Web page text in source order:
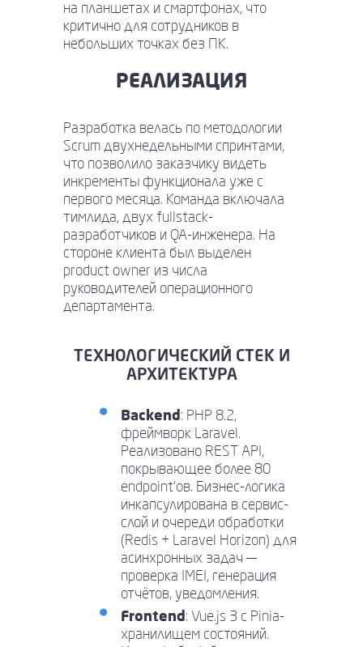
на планшетах и смартфонах, что
критично для сотрудников в
небольших точках без ПК.
РЕАЛИЗАЦИЯ
Разработка велась по методологии
Scrum двухнедельными спринтами,
что позволило заказчику видеть
инкременты функционала уже с
первого месяца. Команда включала
тимлида, двух fullstack-
разработчиков и QA-инженера. На
стороне клиента был выделен
product owner из числа
руководителей операционного
департамента.
ТЕХНОЛОГИЧЕСКИЙ СТЕК И
АРХИТЕКТУРА
Backend: PHP 8.2,
фреймворк Laravel.
Реализовано REST API,
покрывающее более 80
endpoint’ов. Бизнес-логика
инкапсулирована в сервис-
слой и очереди обработки
(Redis + Laravel Horizon) для
асинхронных задач —
проверка IMEI, генерация
отчётов, уведомления.
Frontend: Vue.js 3 с Pinia-
хранилищем состояний.